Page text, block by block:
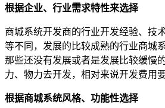
根据企业、 行业需求特性来选择
商城系统开发商的行业开发经验、技
等不同，发展的比较成熟的行业商城
那些还没有发展或者是发展比较缓慢
力、物力去开发，相对来说开发费用要
根据商城系统风格、 功能性选择